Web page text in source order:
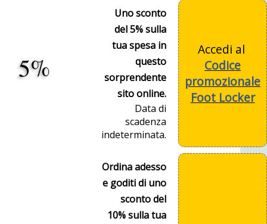
5%
Uno sconto
del 5% sulla
tua spesa in
questo
sorprendente
sito online.
Data di
scadenza
indeterminata.
Accedi al
Codice
promozionale
Foot Locker
Ordina adesso
e goditi di uno
sconto del
10% sulla tua